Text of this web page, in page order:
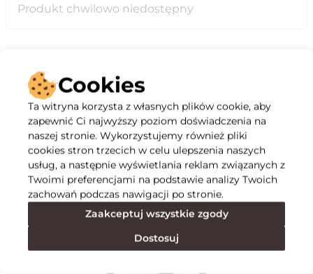
Produkt chwilowo niedostępny
Opis
Specyfikacja
Polecane
Cookies
Ta witryna korzysta z własnych plików cookie, aby
zapewnić Ci najwyższy poziom doświadczenia na
naszej stronie. Wykorzystujemy również pliki
cookies stron trzecich w celu ulepszenia naszych
usług, a następnie wyświetlania reklam związanych z
Twoimi preferencjami na podstawie analizy Twoich
zachowań podczas nawigacji po stronie.
Zaakceptuj wszystkie zgody
Dostosuj